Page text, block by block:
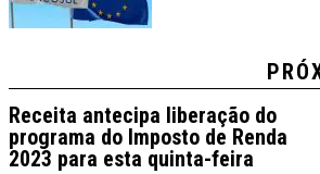
Receita antecipa liberação do
programa do Imposto de Renda
2023 para esta quinta-feira